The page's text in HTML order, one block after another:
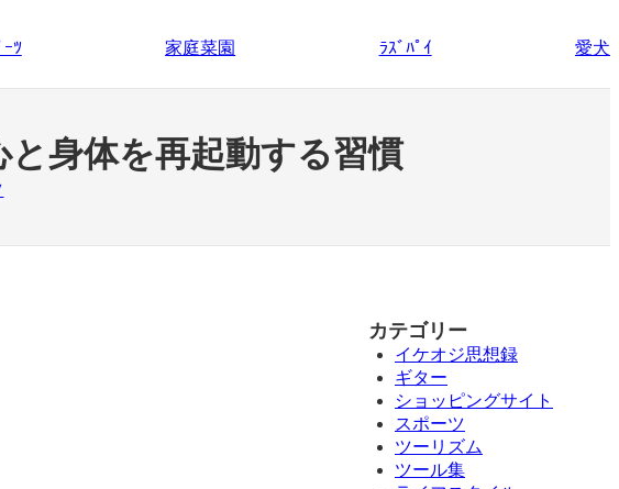
ｰﾂ 家庭菜園 ﾗｽﾞﾊﾟｲ 愛犬
身体を再起動する習慣
カテゴリー
イケオジ思想録
ギター
ショッピングサイト
スポーツ
ツーリズム
ツール集